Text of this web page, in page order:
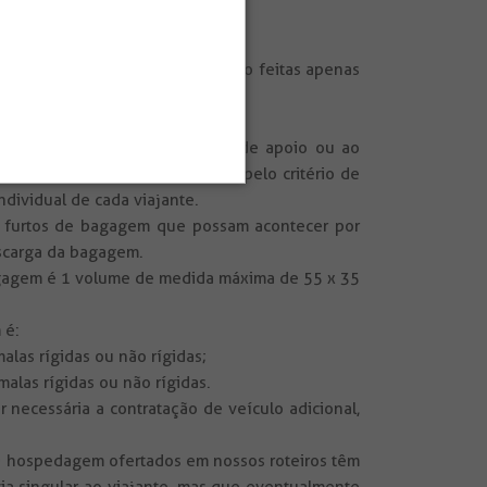
de qualidade, portanto serão feitas apenas
o guia.
de alimentação, ponto de apoio ou ao
que absolutamente se guia pelo critério de
de cada viajante.
de bagagem que possam acontecer por
da bagagem.
é 1 volume de medida máxima de 55 x 35
é:
rígidas ou não rígidas;
rígidas ou não rígidas.
a contratação de veículo adicional,
ofertados em nossos roteiros têm